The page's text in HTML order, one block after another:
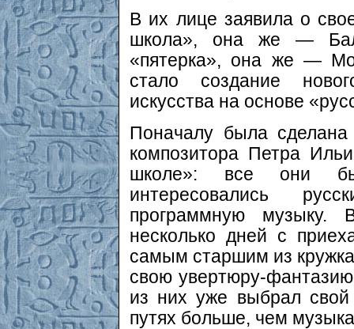
В их лице заявила о
школа», она же —
«пятерка», она же —
стало создание
искусства на основе
Поначалу была сделана
композитора Петра
школе»: все они
интересовались
программную музыку.
несколько дней с
самым старшим из
свою увертюру-
из них уже выбрал
путях больше, чем